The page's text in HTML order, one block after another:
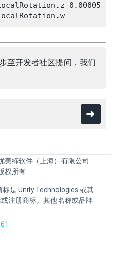
0.00005
至开发者社区提问，我们
美缔软件（上海）有限公司
权所有
是 Unity Technologies 或其
注册商标。其他名称或品牌